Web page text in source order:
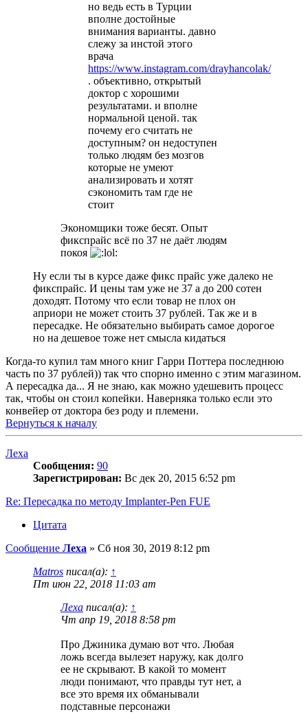
но ведь есть в Турции
вполне достойные
внимания варианты. давно
слежу за инстой этого
врача
https://www.instagram.com/drayhancolak/
. объективно, открытый
доктор с хорошими
результатами. и вполне
нормальной ценой. так
почему его считать не
доступным? он недоступен
только людям без мозгов
которые не умеют
анализировать и хотят
сэкономить там где не
стоит
Экономщики тоже бесят. Опыт
фикспрайс всё по 37 не даёт людям
покоя
Ну если ты в курсе даже фикс прайс уже далеко не
фикспрайс. И цены там уже не 37 а до 200 сотен
доходят. Потому что если товар не плох он
априори не может стоить 37 рублей. Так же и в
пересадке. Не обязательно выбирать самое дорогое
но на дешевое тоже нет смысла кидаться
Когда-то купил там много книг Гарри Поттера последнюю
часть по 37 рублей)) так что спорно именно с этим магазином.
А пересадка да... Я не знаю, как можно удешевить процесс
так, чтобы он стоил копейки. Наверняка только если это
конвейер от доктора без роду и племени.
Вернуться к началу
Леха
Сообщения: 90
Зарегистрирован: Вс дек 20, 2015 6:52 pm
Re: Пересадка по методу Implanter-Pen FUE
Цитата
Сообщение Леха » Сб ноя 30, 2019 8:12 pm
Matros писал(а): ↑
Пт июн 22, 2018 11:03 am
Леха писал(а): ↑
Чт апр 19, 2018 8:58 pm
Про Джиника думаю вот что. Любая
ложь всегда вылезет наружу, как долго
ее не скрывают. В какой то момент
люди понимают, что правды тут нет, а
все это время их обманывали
подставные персонажи